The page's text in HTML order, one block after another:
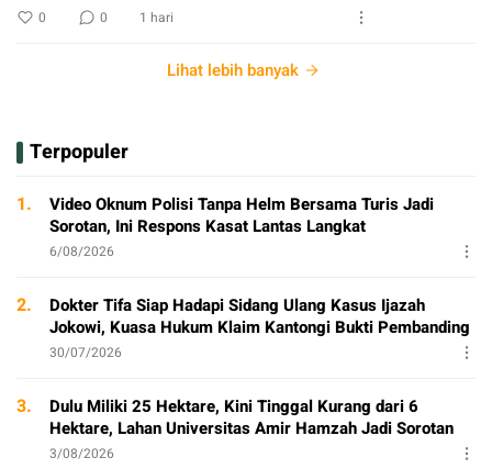
0 0 1 hari
Lihat lebih banyak
Terpopuler
1.
Video Oknum Polisi Tanpa Helm Bersama Turis Jadi
Sorotan, Ini Respons Kasat Lantas Langkat
6/08/2026
2.
Dokter Tifa Siap Hadapi Sidang Ulang Kasus Ijazah
Jokowi, Kuasa Hukum Klaim Kantongi Bukti Pembanding
30/07/2026
3.
Dulu Miliki 25 Hektare, Kini Tinggal Kurang dari 6
Hektare, Lahan Universitas Amir Hamzah Jadi Sorotan
3/08/2026